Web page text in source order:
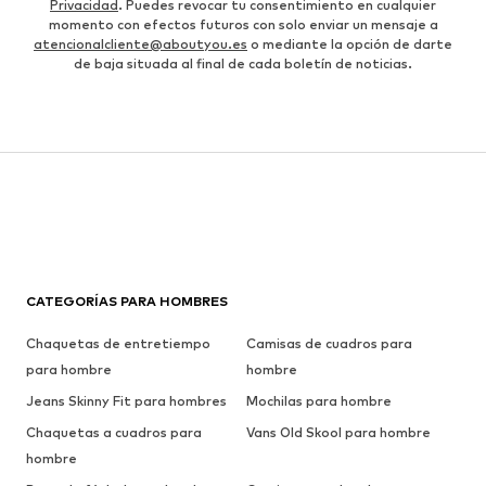
Privacidad . Puedes revocar tu consentimiento en cualquier
momento con efectos futuros con solo enviar un mensaje a
atencionalcliente@aboutyou.es o mediante la opción de darte
de baja situada al final de cada boletín de noticias.
CATEGORÍAS PARA HOMBRES
Chaquetas de entretiempo
para hombre
Camisas de cuadros para
hombre
Jeans Skinny Fit para hombres
Mochilas para hombre
Chaquetas a cuadros para
hombre
Vans Old Skool para hombre